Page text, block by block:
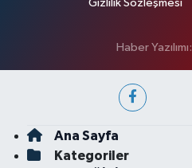
Gizlilik Sözleşmesi
Haber Yazılımı:
Ana Sayfa
Kategoriler